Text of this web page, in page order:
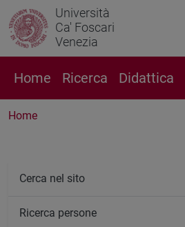
Università
Ca' Foscari
Venezia
Home Ricerca Didattica
Home
Cerca nel sito
Ricerca persone